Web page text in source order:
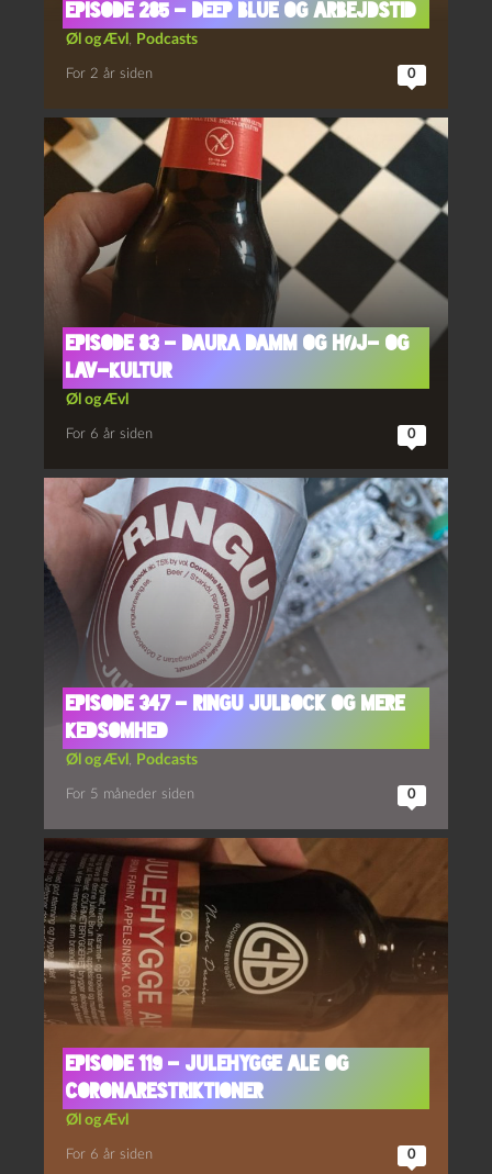
Episode 285 – Deep Blue og Arbejdstid
Øl og Ævl , Podcasts
For 2 år siden 0
Episode 83 – Daura Damm og Høj- og
Lav-Kultur
Øl og Ævl
For 6 år siden 0
Episode 347 – Ringu Julbock og Mere
Kedsomhed
Øl og Ævl , Podcasts
For 5 måneder siden 0
Episode 119 – Julehygge Ale og
Coronarestriktioner
Øl og Ævl
For 6 år siden 0